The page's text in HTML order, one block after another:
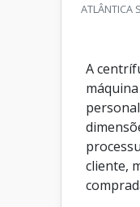
ATLÂNTICA
A
cliente,